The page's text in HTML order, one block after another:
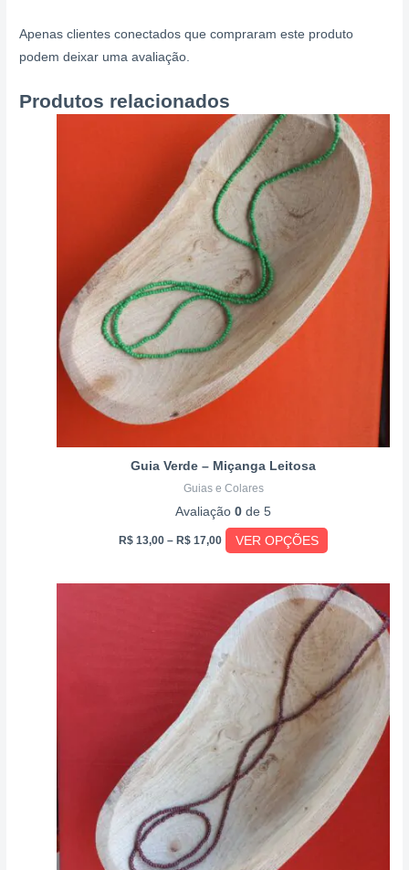
Apenas clientes conectados que compraram este produto
podem deixar uma avaliação.
Produtos relacionados
Guia Verde – Miçanga Leitosa
Guias e Colares
Avaliação0 de 5
R$ 13,00 – R$ 17,00
Price
R$ 13,00
through
R$ 17,00
VER OPÇÕES
Este
produto
várias
variantes.
opções
podem
escolhidas
range:
R$ 13,00
through
Este
produto
várias
variantes.
ser
escolhidas
na